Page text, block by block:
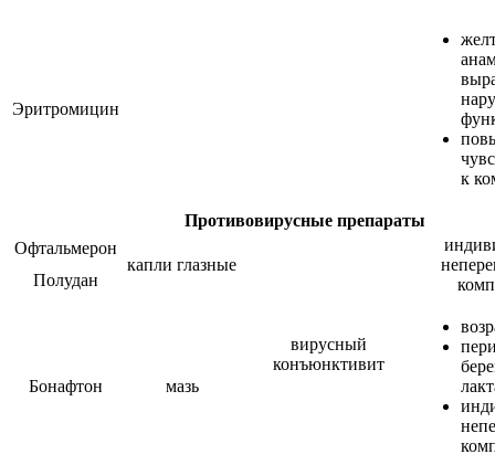
Эритромицин
к
Противовирусные препараты
Офтальмерон
капли глазные
вирусный
конъюнктивит
Полудан
Бонафтон мазь